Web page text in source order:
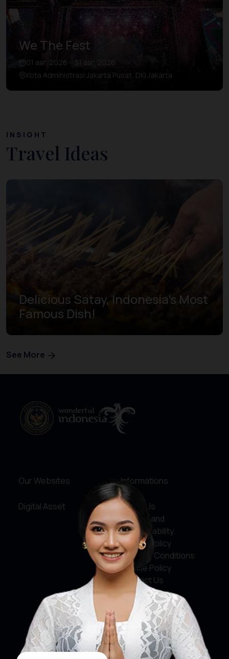
We The Fest
01 авг. 2026 – 31 авг. 2026
Kota Administrasi Jakarta Pusat, DKI Jakarta
INSIGHT
Travel Ideas
Delicious Satay, Indonesia’s Most
Famous Dish!
See More
Our Websites
Digital Asset
Informations
About Us
Service and
Accountability
Privacy Policy
Terms & Conditions
Cookie Policy
Contact Us
Social Media
Facebook